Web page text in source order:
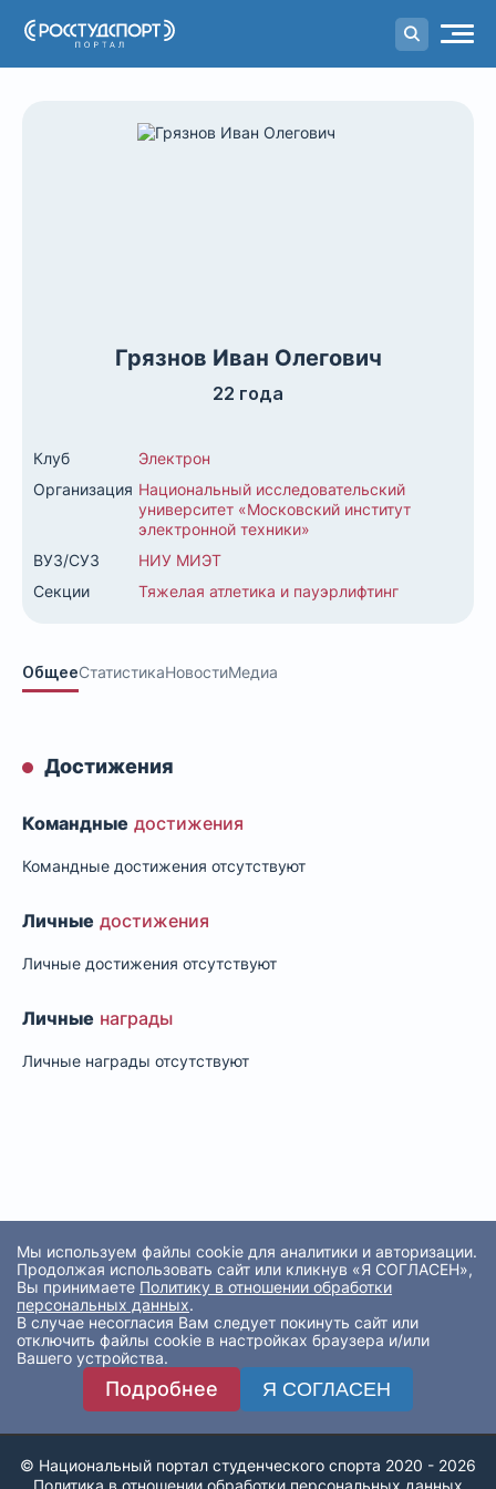
Порталстуденческого спорта
Грязнов Иван Олегович
22 года
Клуб
Электрон
Организация Национальный исследовательский
университет «Московский институт
электронной техники»
ВУЗ/СУЗ
НИУ МИЭТ
Секции
Тяжелая атлетика и пауэрлифтинг
ОбщееСтатистикаНовостиМедиа
Достижения
Командные достижения
Командные достижения отсутствуют
Личные достижения
Личные достижения отсутствуют
Личные награды
Личные награды отсутствуют
Мы используем файлы cookie для аналитики и авторизации.
Продолжая использовать сайт или кликнув «Я СОГЛАСЕН»,
Вы принимаете Политику в отношении обработки
персональных данных.
В случае несогласия Вам следует покинуть сайт или
отключить файлы cookie в настройках браузера и/или
Вашего устройства.
Подробнее Я СОГЛАСЕН
© Национальный портал студенческого спорта 2020 - 2026